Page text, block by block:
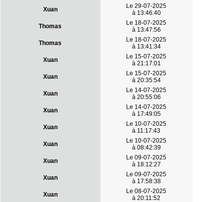
Xuan
Le 29-07-2025
à 13:46:40
Thomas
Le 18-07-2025
à 13:47:56
Thomas
Le 18-07-2025
à 13:41:34
Xuan
Le 15-07-2025
à 21:17:01
Xuan
Le 15-07-2025
à 20:35:54
Xuan
Le 14-07-2025
à 20:55:06
Xuan
Le 14-07-2025
à 17:49:05
Xuan
Le 10-07-2025
à 11:17:43
Xuan
Le 10-07-2025
à 08:42:39
Xuan
Le 09-07-2025
à 18:12:27
Xuan
Le 09-07-2025
à 17:58:38
Xuan
Le 08-07-2025
à 20:11:52